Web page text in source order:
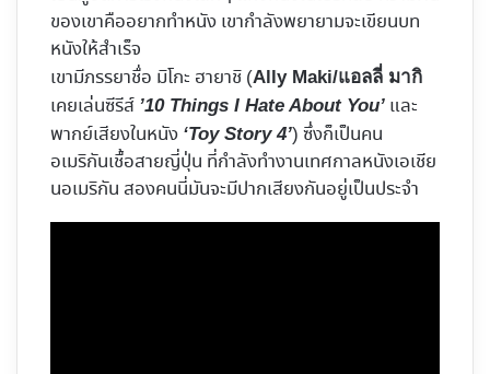
ของเขาคืออยากทำหนัง เขากำลังพยายามจะเขียนบท
หนังให้สำเร็จ
เขามีภรรยาชื่อ มิโกะ ฮายาชิ (Ally Maki/แอลลี่ มากิ
เคยเล่นซีรีส์ ’10 Things I Hate About You’ และ
พากย์เสียงในหนัง ‘Toy Story 4’) ซึ่งก็เป็นคน
อเมริกันเชื้อสายญี่ปุ่น ที่กำลังทำงานเทศกาลหนังเอเชีย
นอเมริกัน สองคนนี่มันจะมีปากเสียงกันอยู่เป็นประจำ